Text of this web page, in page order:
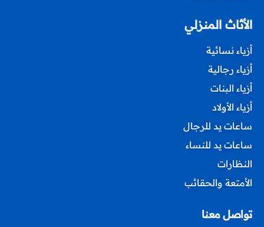
الأثاث المنزلي
أزياء نسائية
أزياء رجالية
أزياء البنات
أزياء الأولاد
ساعات يد للرجال
ساعات يد للنساء
النظارات
الأمتعة والحقائب
تواصل معنا